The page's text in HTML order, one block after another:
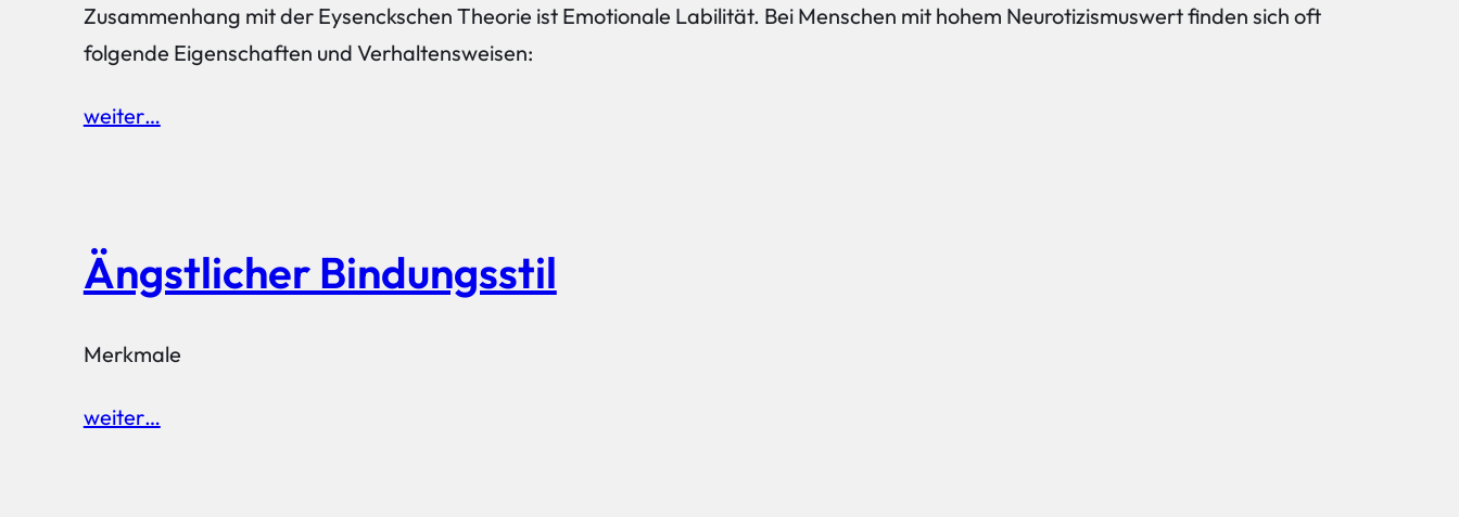
Zusammenhang mit der Eysenckschen Theorie ist Emotionale Labilität. Bei Menschen mit hohem Neurotizismuswert finden sich oft
folgende Eigenschaften und Verhaltensweisen:
weiter…
Ängstlicher Bindungsstil
Merkmale
weiter…